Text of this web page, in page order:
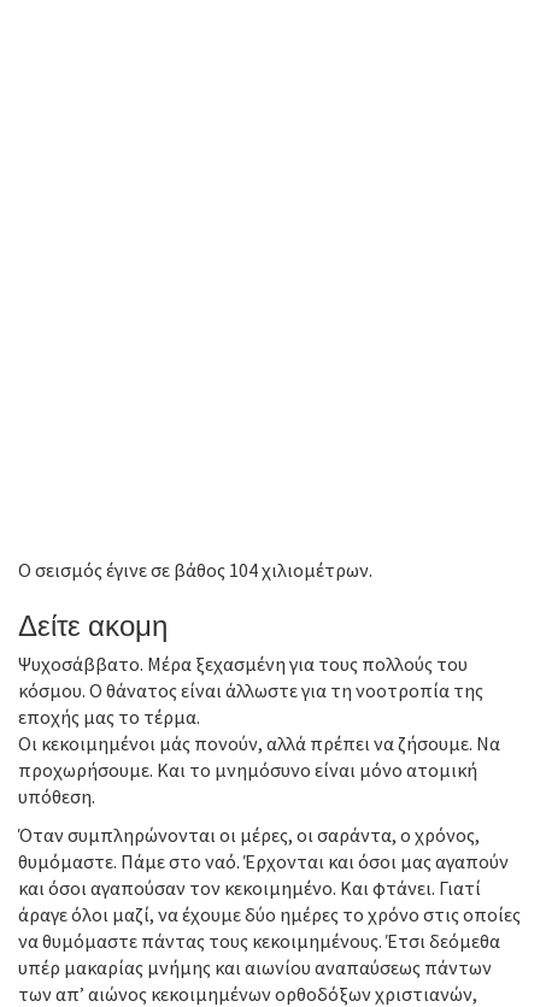
Ο σεισμός έγινε σε βάθος 104 χιλιομέτρων.
Δείτε ακομη
Ψυχοσάββατο. Μέρα ξεχασμένη για τους πολλούς του
κόσμου. Ο θάνατος είναι άλλωστε για τη νοοτροπία της
εποχής μας το τέρμα.
Οι κεκοιμημένοι μάς πονούν, αλλά πρέπει να ζήσουμε. Να
προχωρήσουμε. Και το μνημόσυνο είναι μόνο ατομική
υπόθεση.
Όταν συμπληρώνονται οι μέρες, οι σαράντα, ο χρόνος,
θυμόμαστε. Πάμε στο ναό. Έρχονται και όσοι μας αγαπούν
και όσοι αγαπούσαν τον κεκοιμημένο. Και φτάνει. Γιατί
άραγε όλοι μαζί, να έχουμε δύο ημέρες το χρόνο στις οποίες
να θυμόμαστε πάντας τους κεκοιμημένους. Έτσι δεόμεθα
υπέρ μακαρίας μνήμης και αιωνίου αναπαύσεως πάντων
των απ’ αιώνος κεκοιμημένων ορθοδόξων χριστιανών,